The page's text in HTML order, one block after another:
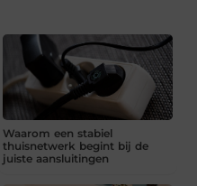
Waarom een stabiel
thuisnetwerk begint bij de
juiste aansluitingen